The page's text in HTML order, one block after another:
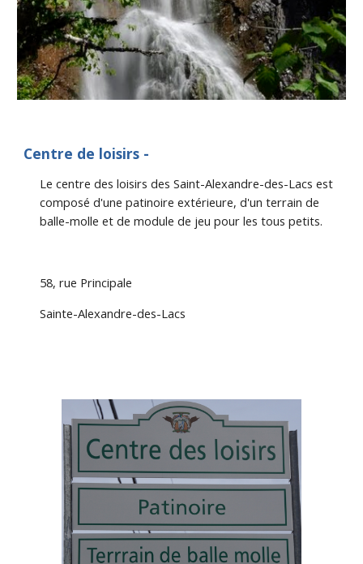
Centre de loisirs -
Le centre des loisirs des Saint-Alexandre-des-Lacs est
composé d'une patinoire extérieure, d'un terrain de
balle-molle et de module de jeu pour les tous petits.
58, rue Principale
Sainte-Alexandre-des-Lacs